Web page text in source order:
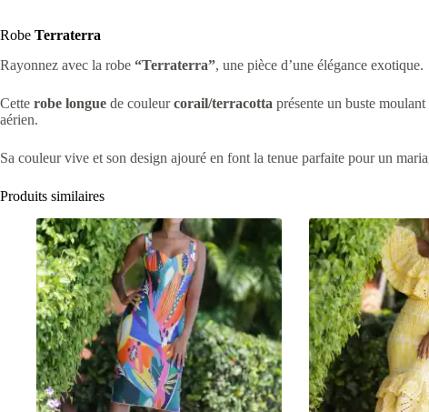
Robe Terraterra
Rayonnez avec la robe “Terraterra”, une pièce d’une élégance exotique.
Cette robe longue de couleurcorail/terracotta présente un buste moulant
aérien.
Sa couleur vive et son design ajouré en font la tenue parfaite pour un
Produits similaires